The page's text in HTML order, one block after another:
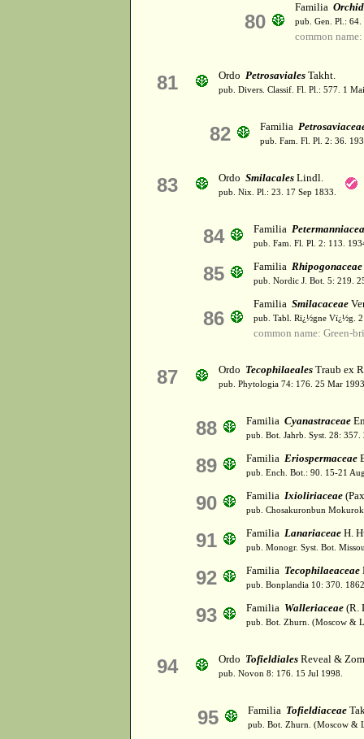
80
Familia
pub. Gen. Pl.:
common
81 Ordo Petrosaviales Takht.
pub. Divers. Classif. Fl. Pl.: 577. 1
82 Familia
pub. Fam. Fl. Pl. 2: 36.
83 Ordo Smilacales Lindl.
pub. Nix. Pl.: 23. 17 Sep 1833.
84 Familia
pub. Fam. Fl. Pl. 2: 113.
85 Familia Rhipogonaceae
pub. Nordic J. Bot. 5: 219.
86
Familia Smilacaceae
pub. Tabl. Rï¿½gne Vï¿½g.
common name: Green-
87 Ordo Tecophilaeales Traub ex
pub. Phytologia 74: 176. 25 Mar
88 Familia Cyanastraceae
pub. Bot. Jahrb. Syst. 28:
89 Familia Eriospermaceae
pub. Ench. Bot.: 90. 15-21
90 Familia Ixioliriaceae
pub. Chosakuronbun
91 Familia Lanariaceae H.
pub. Monogr. Syst. Bot.
92 Familia Tecophilaeaceae
pub. Bonplandia 10: 370.
93 Familia Walleriaceae (R.
pub. Bot. Zhurn. (Moscow &
94 Ordo Tofieldiales Reveal &
pub. Novon 8: 176. 15 Jul 1998.
95 Familia Tofieldiaceae
pub. Bot. Zhurn. (Moscow &